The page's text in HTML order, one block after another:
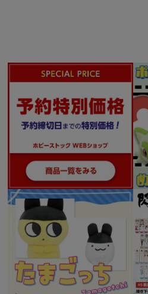
・熱気バサラフィギュア（コクピット用）
・ねじカバーパーツ各種
・マーキングステッカー
©1994 ビックウエスト/マクロス7製作委員会